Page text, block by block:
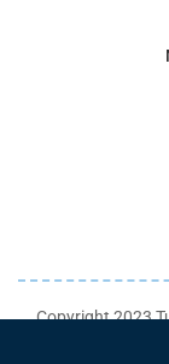
Copyright 2023